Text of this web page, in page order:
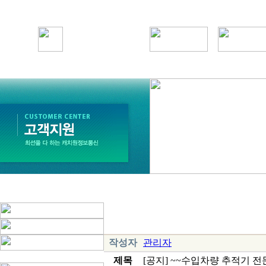
작성자
관리자
제목
[공지] ~~수입차량 추적기 전